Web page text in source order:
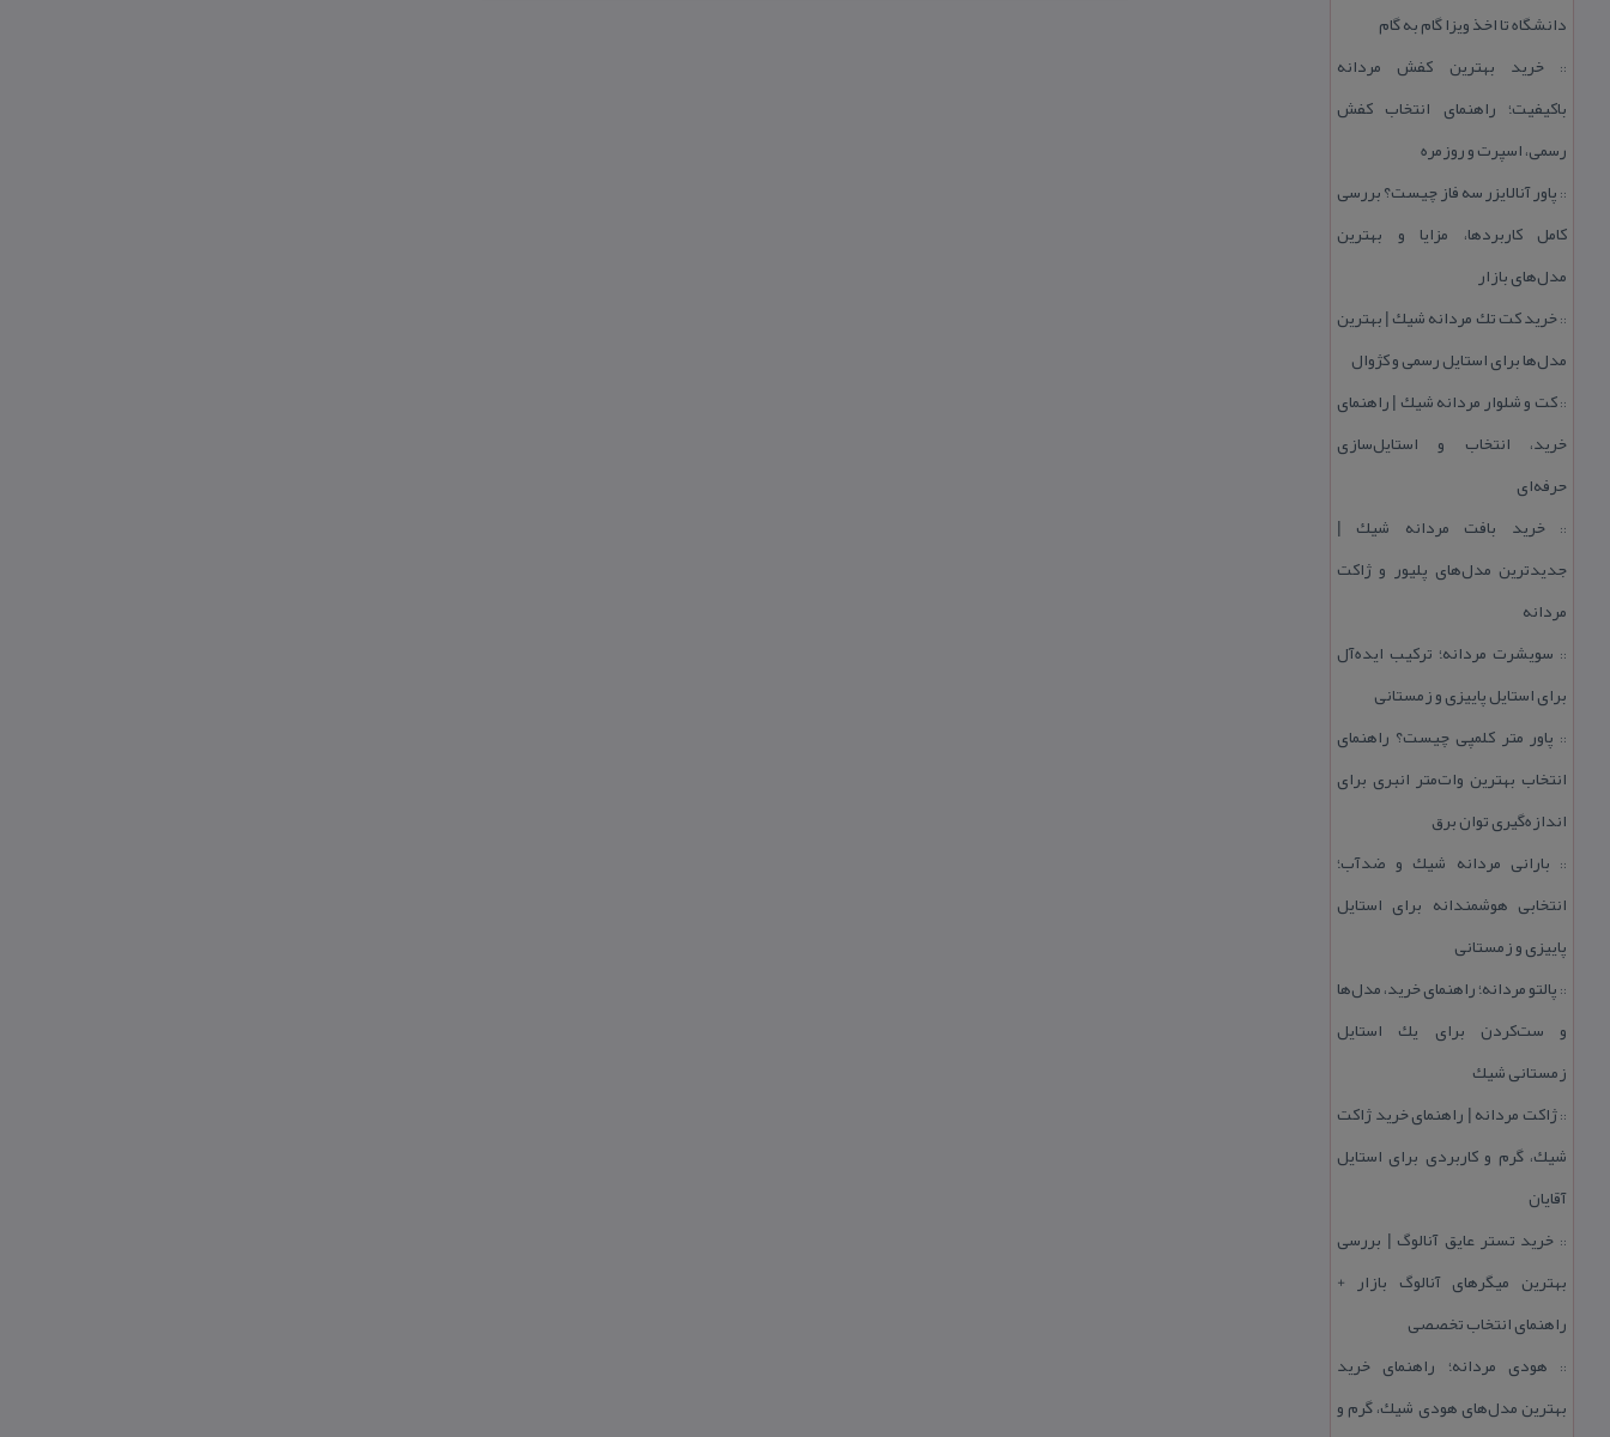
دانشگاه تا اخذ ویزا گام به گام
::خرید بهترین كفش مردانه
باكیفیت؛ راهنمای انتخاب كفش
رسمی، اسپرت و روزمره
:: پاور آنالایزر سه فاز چیست؟ بررسی
كامل كاربردها، مزایا و بهترین
مدل‌های بازار
::خرید كت تك مردانه شیك | بهترین
مدل‌ها برای استایل رسمی و كژوال
::كت و شلوار مردانه شیك | راهنمای
خرید، انتخاب و استایل‌سازی
حرفه‌ای
::خرید بافت مردانه شیك |
جدیدترین مدل‌های پلیور و ژاكت
مردانه
:: سویشرت مردانه؛ تركیب ایده‌آل
برای استایل پاییزی و زمستانی
:: پاور متر كلمپی چیست؟ راهنمای
انتخاب بهترین وات‌متر انبری برای
اندازه‌گیری توان برق
:: بارانی مردانه شیك و ضدآب؛
انتخابی هوشمندانه برای استایل
پاییزی و زمستانی
:: پالتو مردانه؛ راهنمای خرید، مدل‌ها
و ست‌كردن برای یك استایل
زمستانی شیك
::ژاكت مردانه | راهنمای خرید ژاكت
شیك، گرم و كاربردی برای استایل
آقایان
:: خرید تستر عایق آنالوگ | بررسی
بهترین میگرهای آنالوگ بازار +
راهنمای انتخاب تخصصی
:: هودی مردانه؛ راهنمای خرید
بهترین مدل‌های هودی شیك، گرم و